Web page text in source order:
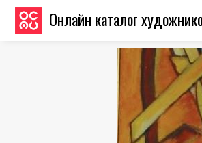
Онлайн каталог